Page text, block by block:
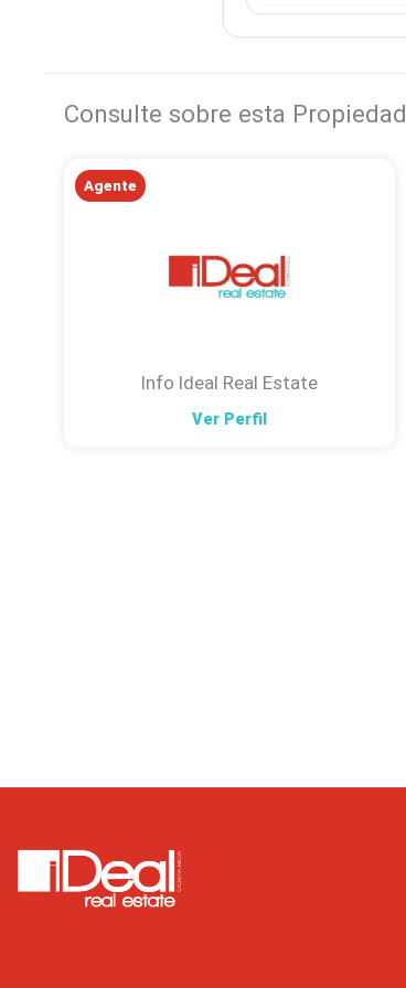
Consulte sobre esta Propiedad
Agente
Info Ideal Real Estate
Ver Perfil